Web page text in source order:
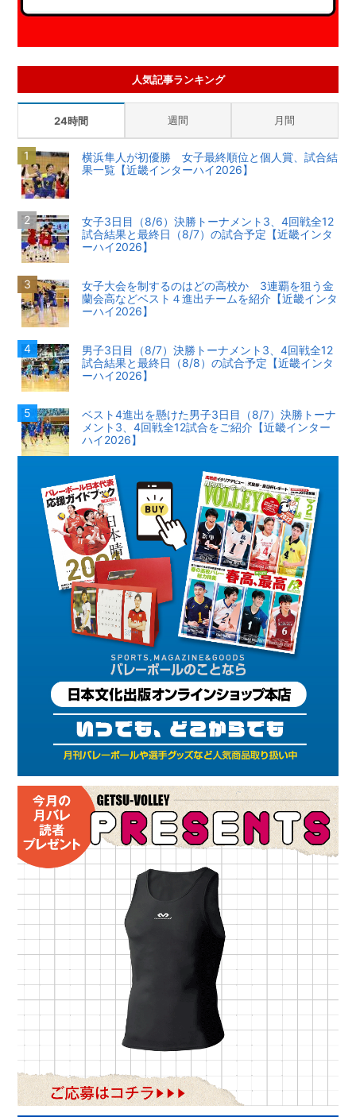
人気記事ランキング
24時間 週間 月間
横浜隼人が初優勝 女子最終順位と個人賞、試合結
果一覧【近畿インターハイ2026】
女子3日目（8/6）決勝トーナメント3、4回戦全12
試合結果と最終日（8/7）の試合予定【近畿インタ
ーハイ2026】
女子大会を制するのはどの高校か 3連覇を狙う金
蘭会高などベスト４進出チームを紹介【近畿インタ
ーハイ2026】
男子3日目（8/7）決勝トーナメント3、4回戦全12
試合結果と最終日（8/8）の試合予定【近畿インタ
ーハイ2026】
ベスト4進出を懸けた男子3日目（8/7）決勝トーナ
メント3、4回戦全12試合をご紹介【近畿インター
ハイ2026】